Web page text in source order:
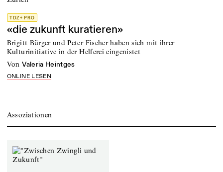
TDZ+ PRO
«die zukunft kuratieren»
Brigitt Bürger und Peter Fischer haben sich mit ihrer
Kulturinitiative in der Helferei eingenistet
von Valeria Heintges
ONLINE LESEN
Assoziationen